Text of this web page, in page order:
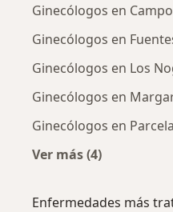
Ginecólogos en
Ginecólogos en
Ginecólogos en Los
Ginecólogos en
Ginecólogos en
Ver más (4)
Enfermedades más